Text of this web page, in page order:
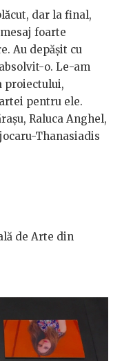
dar la final,
foarte
Au depășit cu
o. Le-am
proiectului,
pentru ele.
Raluca Anghel,
Thanasiadis
de Arte din